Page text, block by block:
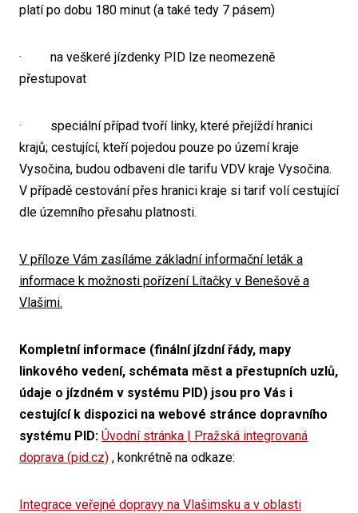
platí po dobu 180 minut (a také tedy 7 pásem)
· na veškeré jízdenky PID lze neomezeně
přestupovat
· speciální případ tvoří linky, které přejíždí hranici
krajů; cestující, kteří pojedou pouze po území kraje
Vysočina, budou odbaveni dle tarifu VDV kraje Vysočina.
V případě cestování přes hranici kraje si tarif volí cestující
dle územního přesahu platnosti.
V příloze Vám zasíláme základní informační leták a
informace k možnosti pořízení Lítačky v Benešově a
Vlašimi.
Kompletní informace (finální jízdní řády, mapy
linkového vedení, schémata měst a přestupních uzlů,
údaje o jízdném v systému PID) jsou pro Vás i
cestující k dispozici na webové stránce dopravního
systému PID: Úvodní stránka | Pražská integrovaná
doprava (pid.cz) , konkrétně na odkaze:
Integrace veřejné dopravy na Vlašimsku a v oblasti